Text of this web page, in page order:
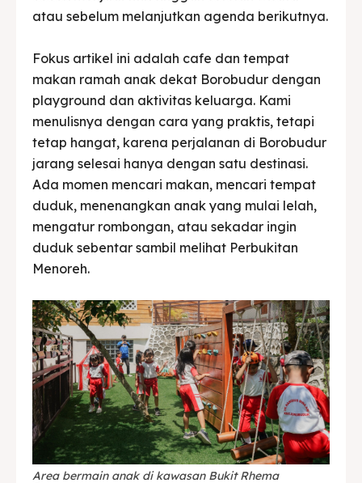
atau sebelum melanjutkan agenda berikutnya.
Fokus artikel ini adalah cafe dan tempat
makan ramah anak dekat Borobudur dengan
playground dan aktivitas keluarga. Kami
menulisnya dengan cara yang praktis, tetapi
tetap hangat, karena perjalanan di Borobudur
jarang selesai hanya dengan satu destinasi.
Ada momen mencari makan, mencari tempat
duduk, menenangkan anak yang mulai lelah,
mengatur rombongan, atau sekadar ingin
duduk sebentar sambil melihat Perbukitan
Menoreh.
Area bermain anak di kawasan Bukit Rhema